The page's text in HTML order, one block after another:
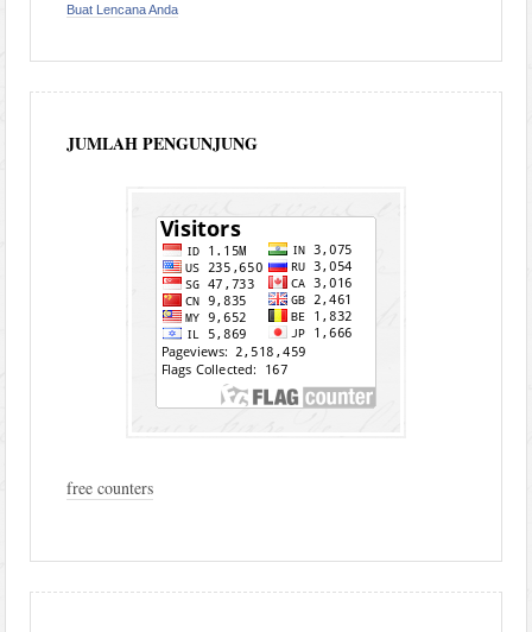
Buat Lencana Anda
JUMLAH PENGUNJUNG
free counters